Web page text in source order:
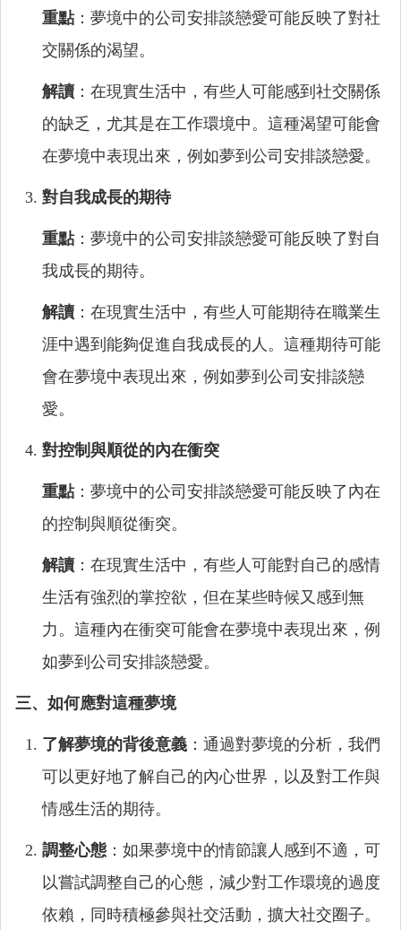
重點：夢境中的公司安排談戀愛可能反映了對社
交關係的渴望。
解讀 ：在現實生活中，有些人可能感到社交關係
的缺乏，尤其是在工作環境中。這種渴望可能會
在夢境中表現出來，例如夢到公司安排談戀愛。
對自我成長的期待
重點：夢境中的公司安排談戀愛可能反映了對自
我成長的期待。
解讀 ：在現實生活中，有些人可能期待在職業生
涯中遇到能夠促進自我成長的人。這種期待可能
會在夢境中表現出來，例如夢到公司安排談戀
愛。
對控制與順從的內在衝突
重點：夢境中的公司安排談戀愛可能反映了內在
的控制與順從衝突。
解讀 ：在現實生活中，有些人可能對自己的感情
生活有強烈的掌控欲，但在某些時候又感到無
力。這種內在衝突可能會在夢境中表現出來，例
如夢到公司安排談戀愛。
三、如何應對這種夢境
了解夢境的背後意義 ：通過對夢境的分析，我們
可以更好地了解自己的內心世界，以及對工作與
情感生活的期待。
調整心態 ：如果夢境中的情節讓人感到不適，可
以嘗試調整自己的心態，減少對工作環境的過度
依賴，同時積極參與社交活動，擴大社交圈子。